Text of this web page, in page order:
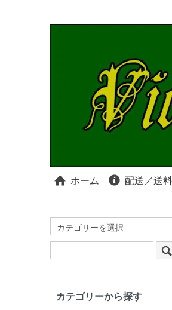
ホーム 配送／送
カテゴリーから探す